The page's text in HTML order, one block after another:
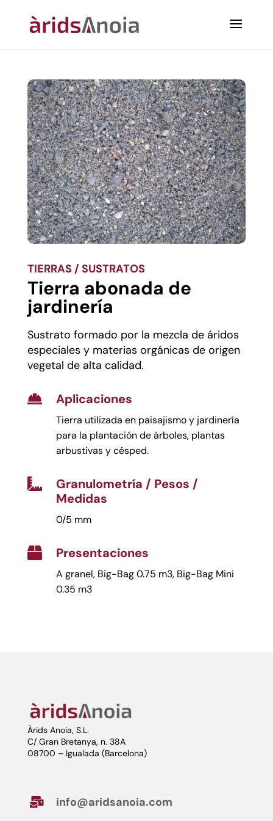
TIERRAS / SUSTRATOS
Tierra abonada de
jardinería
Sustrato formado por la mezcla de áridos
especiales y materias orgánicas de origen
vegetal de alta calidad.
 Aplicaciones
Tierra utilizada en paisajismo y jardinería
para la plantación de árboles, plantas
arbustivas y césped.

Granulometría / Pesos /
Medidas
0/5 mm
 Presentaciones
A granel, Big-Bag 0.75 m3, Big-Bag Mini
0.35 m3
Àrids Anoia, S.L.
C/ Gran Bretanya, n. 38A
08700 – Igualada (Barcelona)
 info@aridsanoia.com